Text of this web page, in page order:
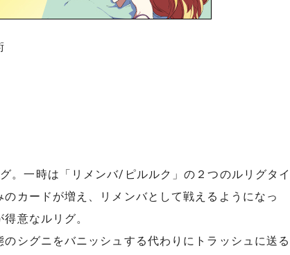
。一時は「リメンバ/ピルルク」の２つのルリグタイ
カードが増え、リメンバとして戦えるようになっ
意なルリグ。
シグニをバニッシュする代わりにトラッシュに送る